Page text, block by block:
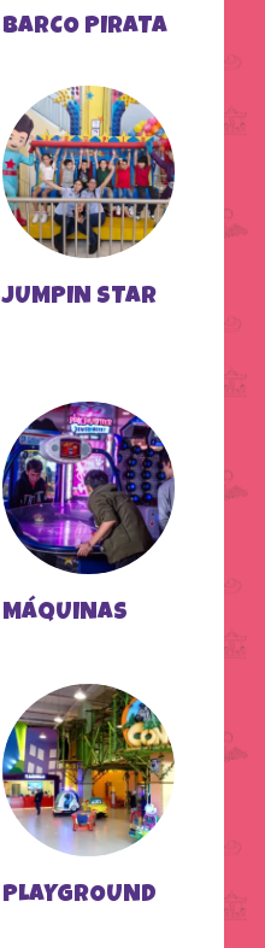
BARCO PIRATA
JUMPIN STAR
MÁQUINAS
PLAYGROUND